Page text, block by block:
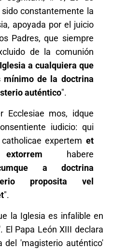
constantemente la
apoyada por el juicio
Padres, que siempre
de la comunión
a cualquiera que
de la doctrina
auténtico".
Ecclesiae mos, idque
iudicio: qui
expertem et
habere
a doctrina
proposita vel
".
la Iglesia es infalible en
El Papa León XIII declara
del 'magisterio auténtico'